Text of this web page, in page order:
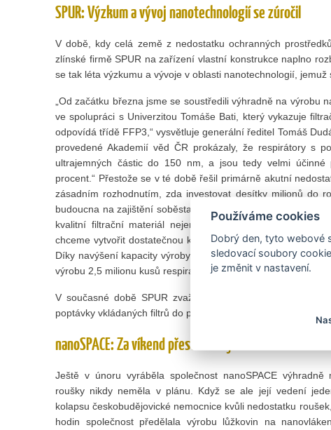
SPUR: Výzkum a vývoj nanotechnologií se zúročil
V době, kdy celá země z nedostatku ochranných
zlínské firmě SPUR na zařízení vlastní konstrukce naplno
se tak léta výzkumu a vývoje v oblasti nanotechnologií,
„Od začátku března jsme se soustředili výhradně na výrobu
ve spolupráci s Univerzitou Tomáše Bati, který vykazuje
odpovídá třídě FFP3,“ vysvětluje generální ředitel Tomáš
provedené Akademií věd ČR prokázaly, že respirátory s
ultrajemných částic do 150 nm, a jsou tedy velmi
procent.“ Přestože se v té době řešil primárně akutní
zásadním rozhodnutím, zda investovat desítky milionů do
budoucna na zajištění soběstačnosti České republiky.
kvalitní filtrační materiál nejen pro výrobce masek a
chceme vytvořit dostatečnou kapacitu pro pokrytí naší
Díky navýšení kapacity výroby a spuštění nové automatické
výrobu 2,5 milionu kusů respirátorů měsíčně,“ pokračuje
V současné době SPUR zvažuje další investice na
poptávky vkládaných filtrů do pratelných roušek nejen v
nanoSPACE: Za víkend přestavěli výrobu a začali šít
Ještě v únoru vyráběla společnost nanoSPACE
roušky nikdy neměla v plánu. Když se ale její vedení
kolapsu českobudějovické nemocnice kvůli nedostatku
hodin společnost předělala výrobu lůžkovin na
Používáme cookies
Dobrý den, tyto webové
sledovací soubory
je změnit v nastavení.